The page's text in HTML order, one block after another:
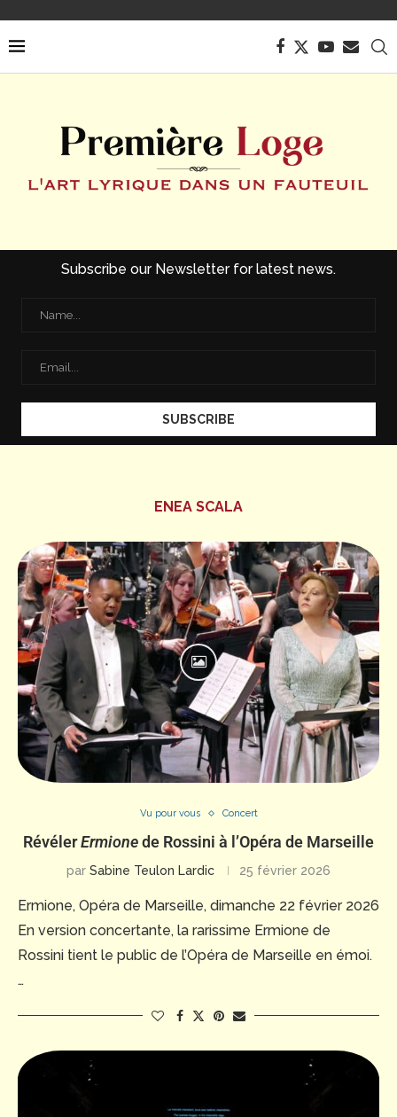
Subscribe our Newsletter for latest news.
ENEA SCALA
Vu pour vous Concert
RévélerErmionede Rossini à l’Opéra de Marseille
par Sabine Teulon Lardic 25 février 2026
Ermione, Opéra de Marseille, dimanche 22 février 2026
En version concertante, la rarissime Ermione de
Rossini tient le public de l’Opéra de Marseille en émoi.
…